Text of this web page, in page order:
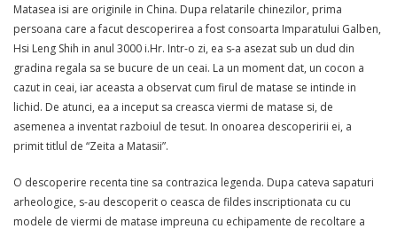
Matasea isi are originile in China. Dupa relatarile chinezilor, prima
persoana care a facut descoperirea a fost consoarta Imparatului Galben,
Hsi Leng Shih in anul 3000 i.Hr. Intr-o zi, ea s-a asezat sub un dud din
gradina regala sa se bucure de un ceai. La un moment dat, un cocon a
cazut in ceai, iar aceasta a observat cum firul de matase se intinde in
lichid. De atunci, ea a inceput sa creasca viermi de matase si, de
asemenea a inventat razboiul de tesut. In onoarea descoperirii ei, a
primit titlul de “Zeita a Matasii”.
O descoperire recenta tine sa contrazica legenda. Dupa cateva sapaturi
arheologice, s-au descoperit o ceasca de fildes inscriptionata cu cu
modele de viermi de matase impreuna cu echipamente de recoltare a